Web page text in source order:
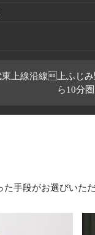
東上線沿線上ふじ
ら10分
手段がお選びいただ